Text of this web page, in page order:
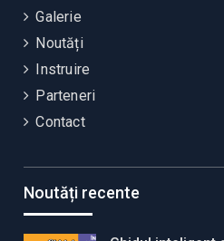
Galerie
Noutăți
Instruire
Parteneri
Contact
Noutăți recente